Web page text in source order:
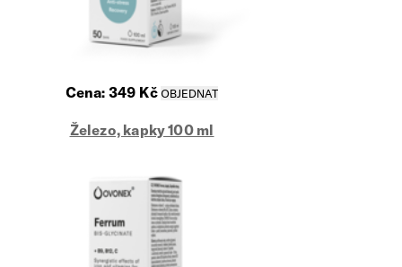
Cena: 349 Kč
Železo, kapky 100 ml